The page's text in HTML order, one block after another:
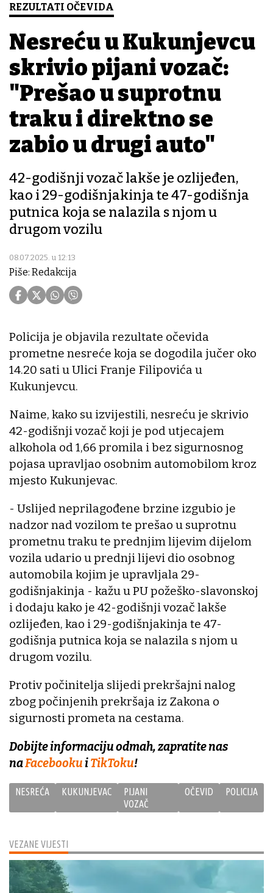
REZULTATI OČEVIDA
Nesreću u Kukunjevcu
skrivio pijani vozač:
"Prešao u suprotnu
traku i direktno se
zabio u drugi auto"
42-godišnji vozač lakše je ozlijeđen,
kao i 29-godišnjakinja te 47-godišnja
putnica koja se nalazila s njom u
drugom vozilu
08.07.2025. u 12:13
Piše: Redakcija
VEZANE VIJESTI
Policija je objavila rezultate očevida
prometne nesreće koja se dogodila jučer oko
14.20 sati u Ulici Franje Filipovića u
Kukunjevcu.
Naime, kako su izvijestili, nesreću je skrivio
42-godišnji vozač koji je pod utjecajem
alkohola od 1,66 promila i bez sigurnosnog
pojasa upravljao osobnim automobilom kroz
mjesto Kukunjevac.
- Uslijed neprilagođene brzine izgubio je
nadzor nad vozilom te prešao u suprotnu
prometnu traku te prednjim lijevim dijelom
vozila udario u prednji lijevi dio osobnog
automobila kojim je upravljala 29-
godišnjakinja - kažu u PU požeško-slavonskoj
i dodaju kako je 42-godišnji vozač lakše
ozlijeđen, kao i 29-godišnjakinja te 47-
godišnja putnica koja se nalazila s njom u
drugom vozilu.
Protiv počinitelja slijedi prekršajni nalog
zbog počinjenih prekršaja iz Zakona o
sigurnosti prometa na cestama.
Dobijte informaciju odmah, zapratite nas
naFacebookuiTikToku!
NESREĆA KUKUNJEVAC
PIJANI
VOZAČ
OČEVID POLICIJA